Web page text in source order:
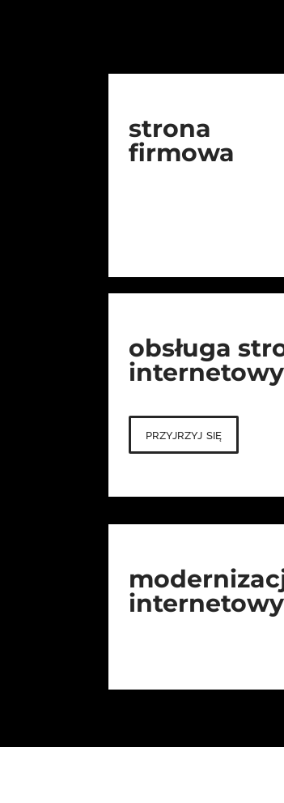
strona
firmowa
obsługa
przyjrzyj się